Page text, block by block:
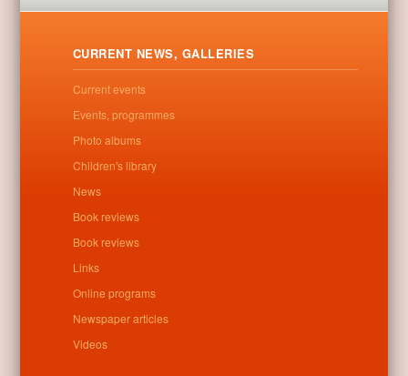
hívő görög katotikusok Nyíracsádon, Nagypénteken helyezték
Letöltés
0
Related posts
Categories:
CURRENT NEWS, GALLERIES
Current events
Events, programmes
Photo albums
Children's library
News
Book reviews
Book reviews
Links
Online programs
Newspaper articles
Videos